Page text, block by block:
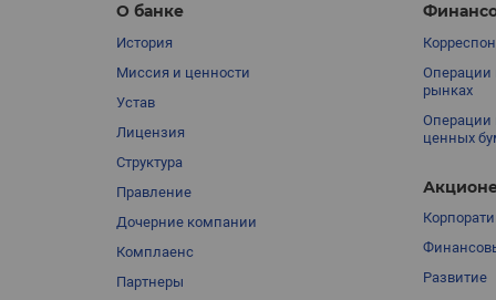
О банке
История
Миссия и ценности
Устав
Лицензия
Структура
Правление
Дочерние компании
Комплаенс
Партнеры
Операции
рынках
Операции
ценных
Развитие